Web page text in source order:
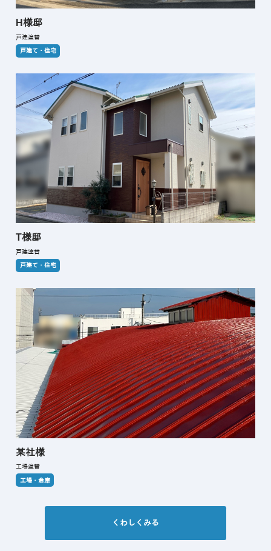
H様邸
戸建塗替
戸建て・住宅
T様邸
戸建塗替
戸建て・住宅
某社様
工場塗替
工場・倉庫
くわしくみる